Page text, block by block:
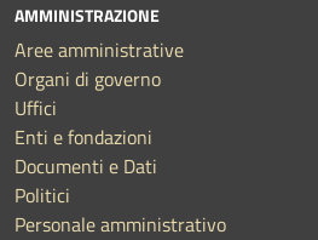
AMMINISTRAZIONE
Aree amministrative
Organi di governo
Uffici
Enti e fondazioni
Documenti e Dati
Politici
Personale amministrativo